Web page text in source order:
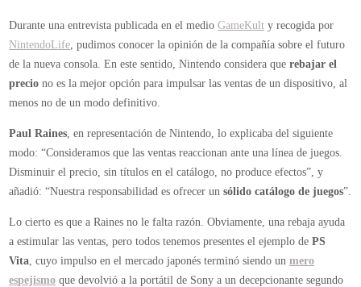
precio
de
Wii
U
no
es
el
camino
a
Durante una entrevista publicada en el medioGameKult y recogida por
NintendoLife, pudimos conocer la opinión de la compañía sobre el futuro
de la nueva consola. En este sentido, Nintendo considera querebajar el
precio no es la mejor opción para impulsar las ventas de un dispositivo, al
menos no de un modo definitivo.
Paul Raines, en representación de Nintendo, lo explicaba del siguiente
modo: “Consideramos que las ventas reaccionan ante una línea de juegos.
Disminuir el precio, sin títulos en el catálogo, no produce efectos”, y
añadió: “Nuestra responsabilidad es ofrecer unsólido catálogo de juegos”.
Lo cierto es que a Raines no le falta razón. Obviamente, una rebaja ayuda
a estimular las ventas, pero todos tenemos presentes el ejemplo dePS
Vita, cuyo impulso en el mercado japonés terminó siendo unmero
espejismo que devolvió a la portátil de Sony a un decepcionante segundo